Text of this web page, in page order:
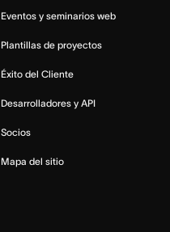
Eventos y seminarios web
Plantillas de proyectos
Éxito del Cliente
Desarrolladores y API
Socios
Mapa del sitio